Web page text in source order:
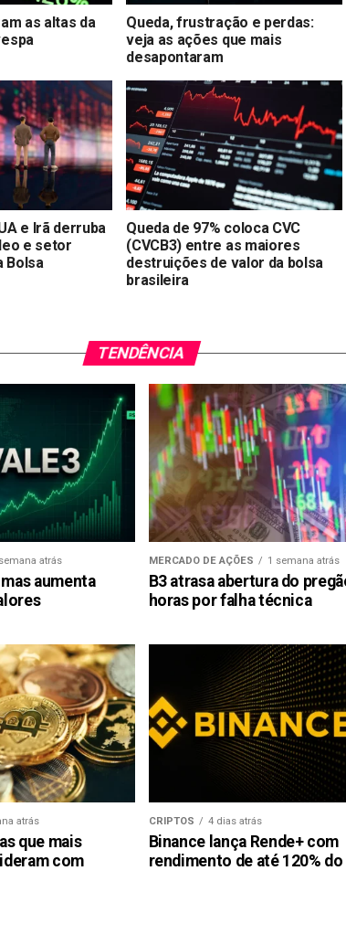
as altas da
Queda, frustração e perdas:
veja as ações que mais
desapontaram
e Irã derruba
e setor
Bolsa
Queda de 97% coloca CVC
(CVCB3) entre as maiores
destruições de valor da bolsa
brasileira
TENDÊNCIA
atrás
aumenta
MERCADO DE AÇÕES 1 semana atrás
B3 atrasa abertura do
horas por falha técnica
atrás
que mais
com
CRIPTOS 4 dias atrás
Binance lança Rende+ com
rendimento de até 120% do